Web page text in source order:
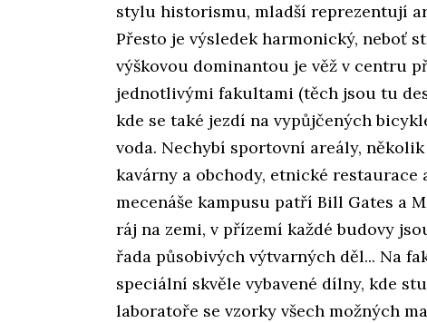
stylu historismu, mladší reprezentují
Přesto je výsledek harmonický, neboť
výškovou dominantou je věž v centru
jednotlivými fakultami (těch jsou tu
kde se také jezdí na vypůjčených
voda. Nechybí sportovní areály,
kavárny a obchody, etnické restaurace
mecenáše kampusu patří Bill Gates a
ráj na zemi, v přízemí každé budovy
řada působivých výtvarných děl... Na
speciální skvěle vybavené dílny, kde
laboratoře se vzorky všech možných